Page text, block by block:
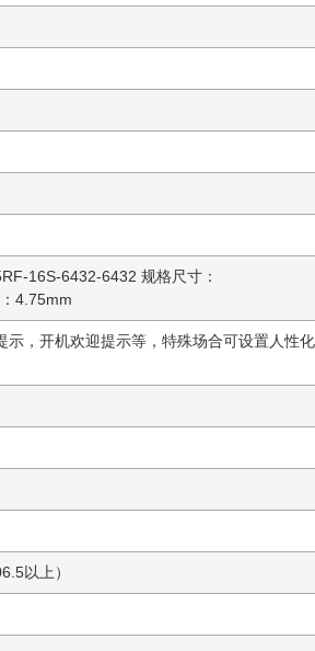
16S-6432-6432 规格尺寸：
4.75mm
示，开机欢迎提示等，特殊场合可设置人性
以上）